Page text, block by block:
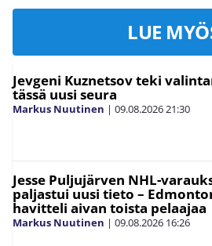
LUE
Jevgeni Kuznetsov teki
tässä uusi seura
Markus Nuutinen | 09.08.202621:30
Jesse Puljujärven NHL-
paljastui uusi tieto –
havitteli aivan toista pelaajaa
Markus Nuutinen | 09.08.2026 16:26